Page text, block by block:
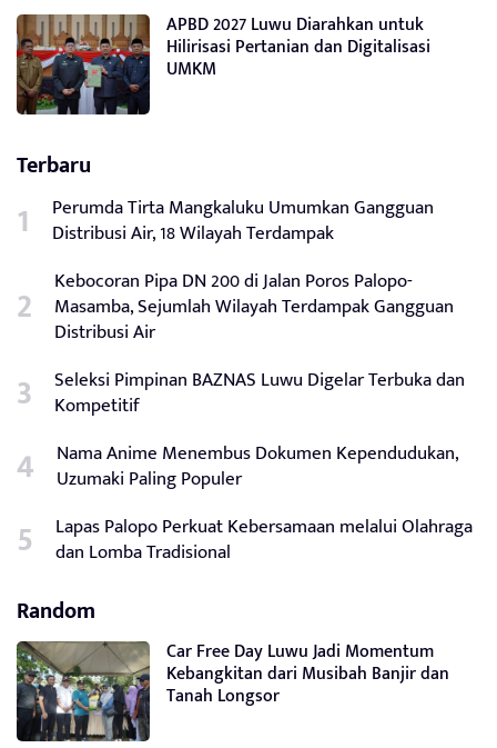
APBD 2027 Luwu Diarahkan untuk
Hilirisasi Pertanian dan Digitalisasi
UMKM
Terbaru
Perumda Tirta Mangkaluku Umumkan Gangguan
Distribusi Air, 18 Wilayah Terdampak
Kebocoran Pipa DN 200 di Jalan Poros Palopo-
Masamba, Sejumlah Wilayah Terdampak Gangguan
Distribusi Air
Seleksi Pimpinan BAZNAS Luwu Digelar Terbuka dan
Kompetitif
Nama Anime Menembus Dokumen Kependudukan,
Uzumaki Paling Populer
Lapas Palopo Perkuat Kebersamaan melalui Olahraga
dan Lomba Tradisional
Random
Car Free Day Luwu Jadi Momentum
Kebangkitan dari Musibah Banjir dan
Tanah Longsor